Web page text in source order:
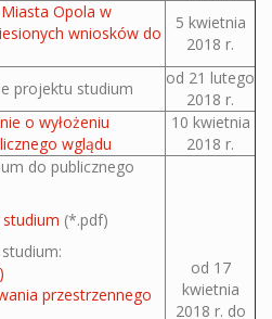
Opola w
wniosków do
5 kwietnia
2018 r.
projektu studium
od 21 lutego
2018 r.
o wyłożeniu
wglądu
10 kwietnia
2018 r.
do publicznego
(*.pdf)
przestrzennego
od 17
kwietnia
2018 r. do